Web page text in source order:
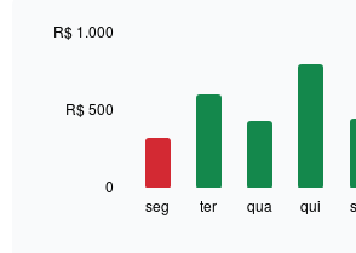
gráfico
seg ter qua qui
0
R$ 500
R$ 1.000